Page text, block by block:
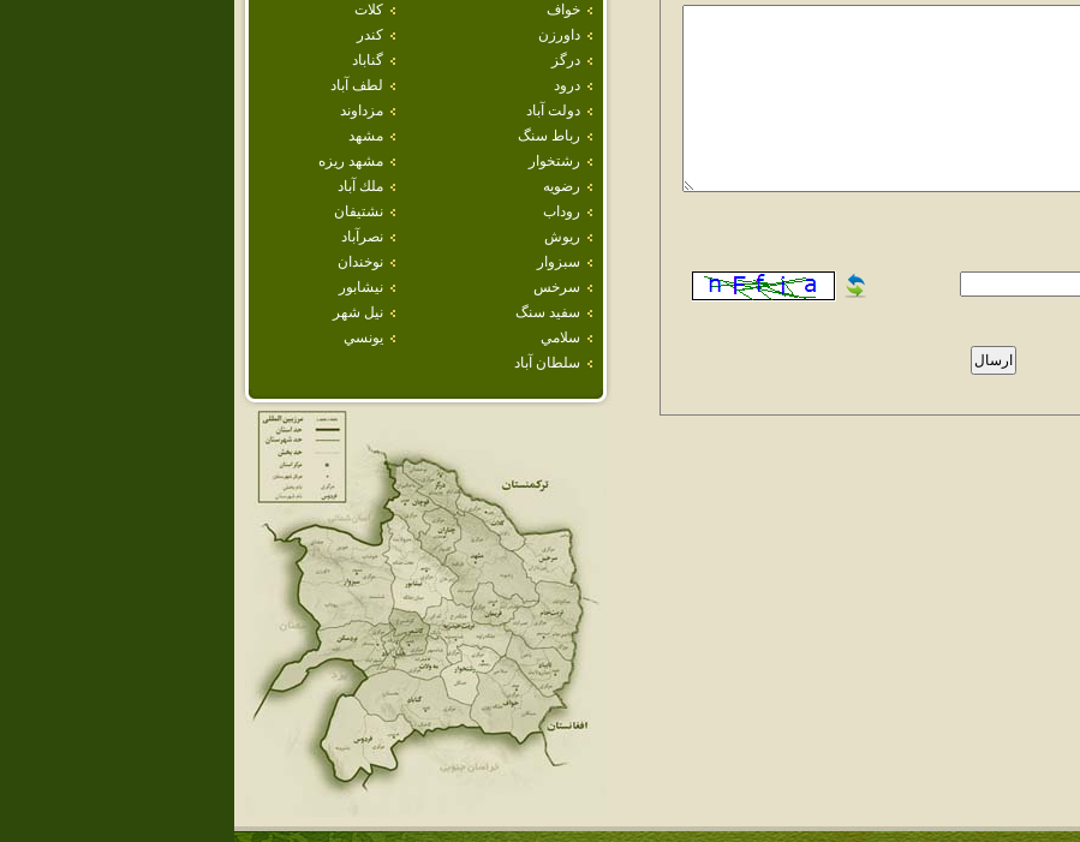
خواف
كلات
داورزن
كندر
درگز
گناباد
درود
لطف آباد
دولت آباد
مزداوند
رباط سنگ
مشهد
رشتخوار
مشهد ريزه
رضويه
ملك آباد
روداب
نشتيفان
ريوش
نصرآباد
سبزوار
نوخندان
سرخس
نيشابور
سفيد سنگ
نيل شهر
سلامي
يونسي
سلطان آباد